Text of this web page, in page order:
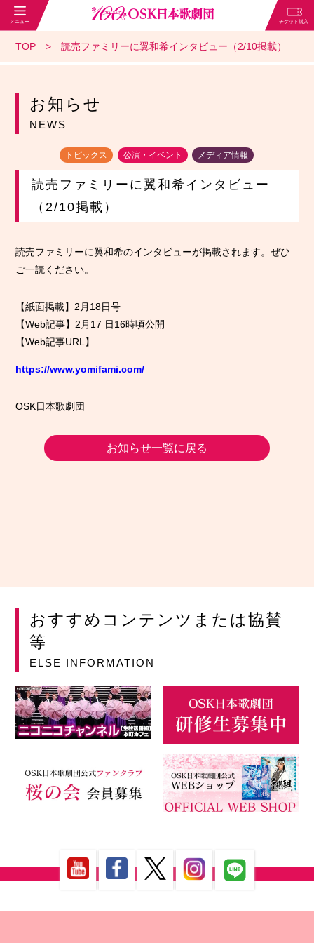
TOP 読売ファミリーに翼和希インタビュー（2/10掲載）
お知らせ
NEWS
トピックス 公演・イベント メディア情報
読売ファミリーに翼和希インタビュー
（2/10掲載）
読売ファミリーに翼和希のインタビューが掲載されます。ぜひ
ご一読ください。
【紙面掲載】2月18日号
【Web記事】2月17 日16時頃公開
【Web記事URL】
https://www.yomifami.com/
OSK日本歌劇団
お知らせ一覧に戻る
おすすめコンテンツまたは協賛
等
ELSE INFORMATION